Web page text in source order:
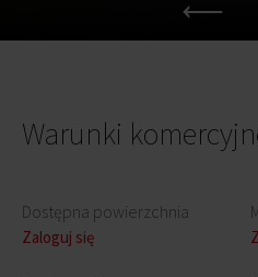
Warunki
Dostępna powierzchnia
Zaloguj się